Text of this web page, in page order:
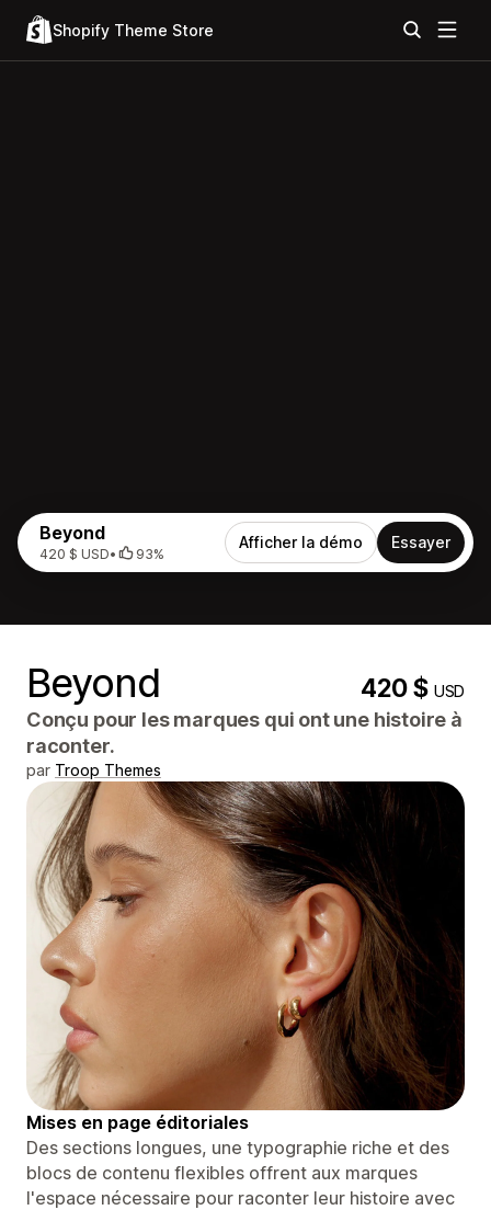
Shopify Theme Store
Beyond
420 $ USD• 93%
Afficher la démo Essayer
Beyond 420 $USD
Conçu pour les marques qui ont une histoire à
raconter.
par Troop Themes
Mises en page éditoriales
Des sections longues, une typographie riche et des
blocs de contenu flexibles offrent aux marques
l'espace nécessaire pour raconter leur histoire avec